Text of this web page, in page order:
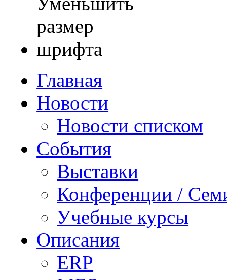
Главная
Новости
Новости списком
События
Выставки
Конференции /
Учебные курсы
Описания
ERP